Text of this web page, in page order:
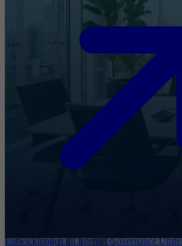
Entwicklungen im Internet Governance